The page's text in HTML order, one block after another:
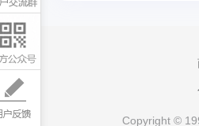
Copyright ©